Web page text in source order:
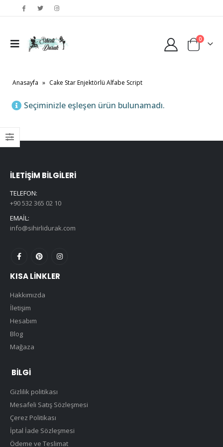
0
Anasayfa » Cake Star Enjektörlü Alfabe Script
Seçiminizle eşleşen ürün bulunamadı.
İLETIŞIM BILGILERI
TELEFON:
+90 532 365 02 10
EMAIL:
info@sihirlidurak.com
KISA LINKLER
Hakkımızda
İletişim
Hesabım
Blog
Mağaza
BILGI
Gizlilik politikası
Mesafeli Satış Sözleşmesi
Çerez Politikası
İptal İade Sözleşmesi
Ödeme ve Teslimat